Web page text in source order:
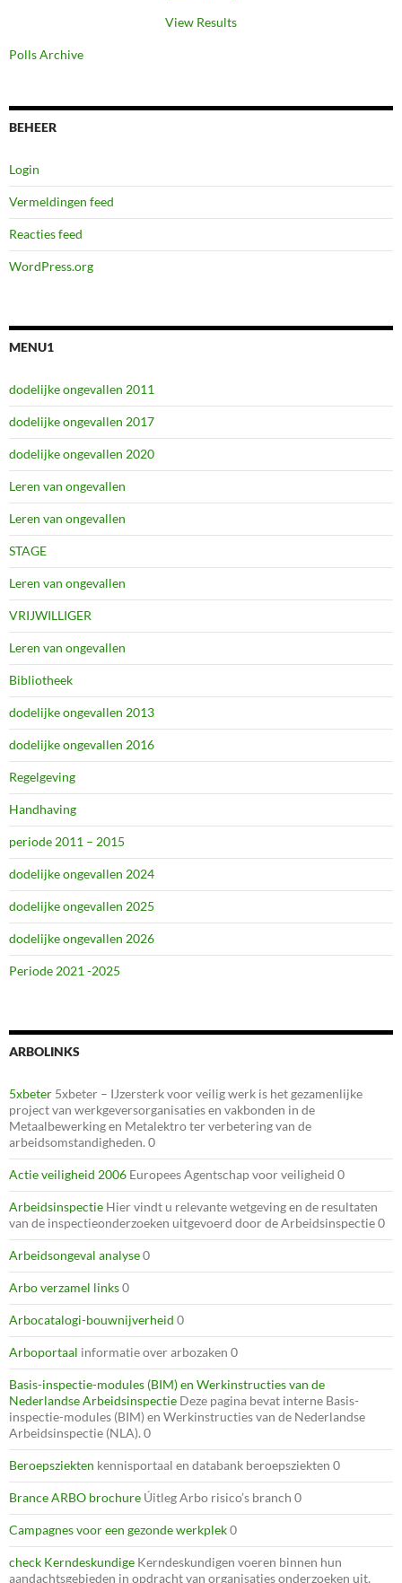
View Results
Polls Archive
BEHEER
Login
Vermeldingen feed
Reacties feed
WordPress.org
MENU1
dodelijke ongevallen 2011
dodelijke ongevallen 2017
dodelijke ongevallen 2020
Leren van ongevallen
Leren van ongevallen
STAGE
Leren van ongevallen
VRIJWILLIGER
Leren van ongevallen
Bibliotheek
dodelijke ongevallen 2013
dodelijke ongevallen 2016
Regelgeving
Handhaving
periode 2011 – 2015
dodelijke ongevallen 2024
dodelijke ongevallen 2025
dodelijke ongevallen 2026
Periode 2021 -2025
ARBOLINKS
5xbeter 5xbeter – IJzersterk voor veilig werk is het gezamenlijke
project van werkgeversorganisaties en vakbonden in de
Metaalbewerking en Metalektro ter verbetering van de
arbeidsomstandigheden. 0
Actie veiligheid 2006 Europees Agentschap voor veiligheid 0
Arbeidsinspectie Hier vindt u relevante wetgeving en de resultaten
van de inspectieonderzoeken uitgevoerd door de Arbeidsinspectie 0
Arbeidsongeval analyse0
Arbo verzamel links0
Arbocatalogi-bouwnijverheid 0
Arboportaal informatie over arbozaken 0
Basis-inspectie-modules (BIM) en Werkinstructies van de
Nederlandse Arbeidsinspectie Deze pagina bevat interne Basis-
inspectie-modules (BIM) en Werkinstructies van de Nederlandse
Arbeidsinspectie (NLA). 0
Beroepsziekten kennisportaal en databank beroepsziekten 0
Brance ARBO brochure Úitleg Arbo risico’s branch 0
Campagnes voor een gezonde werkplek0
check Kerndeskundige Kerndeskundigen voeren binnen hun
aandachtsgebieden in opdracht van organisaties onderzoeken uit,